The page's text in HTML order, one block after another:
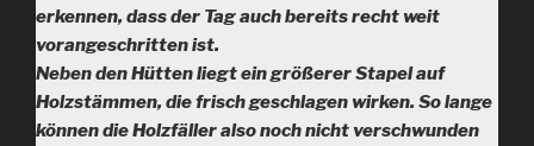
erkennen, dass der Tag auch bereits recht weit
vorangeschritten ist.
Neben den Hütten liegt ein größerer Stapel auf
Holzstämmen, die frisch geschlagen wirken. So lange
können die Holzfäller also noch nicht verschwunden